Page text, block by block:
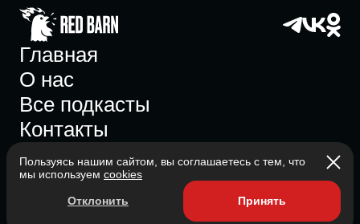
Главная
О нас
Все подкасты
Контакты
Состоит в ассоциации с 2023
Пользуясь нашим сайтом, вы соглашаетесь с тем, что
мы используем cookies
Отклонить Принять